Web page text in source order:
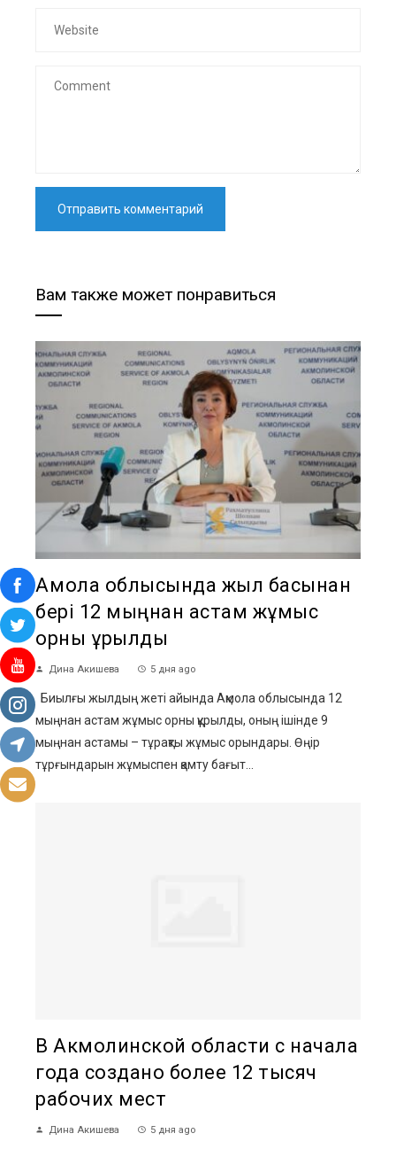
Вам также может понравиться
Ақмола облысында жыл басынан
бері 12 мыңнан астам жұмыс
орны құрылды
Дина Акишева 5 дня ago
Биылғы жылдың жеті айында Ақмола облысында 12
мыңнан астам жұмыс орны құрылды, оның ішінде 9
мыңнан астамы – тұрақты жұмыс орындары. Өңір
тұрғындарын жұмыспен қамту бағыт...
В Акмолинской области с начала
года создано более 12 тысяч
рабочих мест
Дина Акишева 5 дня ago